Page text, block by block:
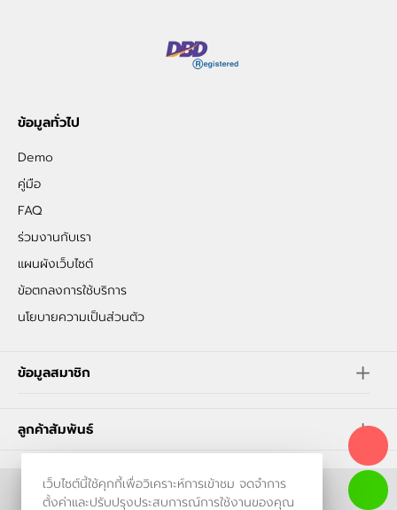
ข้อมูลทั่วไป
Demo
คู่มือ
FAQ
ร่วมงานกับเรา
แผนผังเว็บไซต์
ข้อตกลงการใช้บริการ
นโยบายความเป็นส่วนตัว
ข้อมูลสมาชิก
ลูกค้าสัมพันธ์
ร้านค้าออนไลน์
เว็บไซต์นี้ใช้คุกกี้เพื่อวิเคราะห์การเข้าชม จดจำการ
ตั้งค่าและปรับปรุงประสบการณ์การใช้งานของคุณ